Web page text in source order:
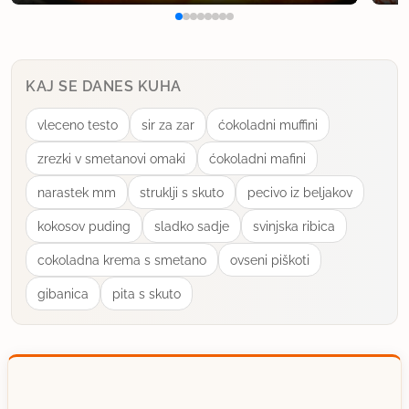
KAJ SE DANES KUHA
vleceno testo sir za zar ćokoladni muffini
zrezki v smetanovi omaki ćokoladni mafini
narastek mm struklji s skuto pecivo iz beljakov
kokosov puding sladko sadje svinjska ribica
cokoladna krema s smetano ovseni piškoti
gibanica pita s skuto